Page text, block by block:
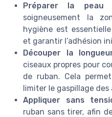
Préparer la peau
soigneusement la
hygiène est
et garantir l’adhésion
Découper la
ciseaux propres pour
de ruban. Cela
limiter le gaspillage des
Appliquer sans
ruban sans tirer, afin